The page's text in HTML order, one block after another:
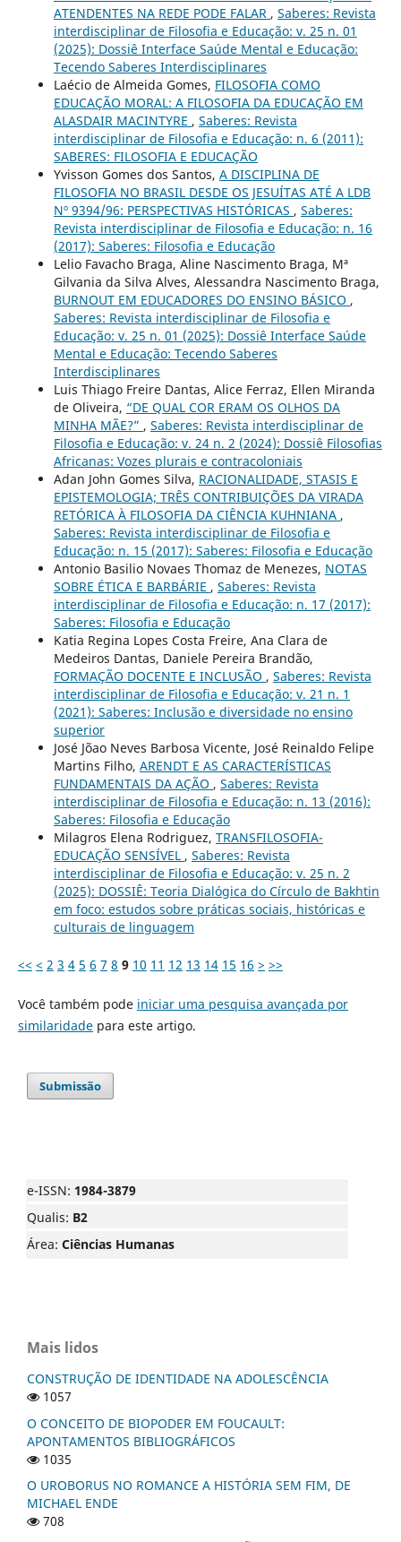
ATENDENTES NA REDE PODE FALAR , Saberes: Revista
interdisciplinar de Filosofia e Educação: v. 25 n. 01
(2025): Dossiê Interface Saúde Mental e Educação:
Tecendo Saberes Interdisciplinares
Laécio de Almeida Gomes, FILOSOFIA COMO
EDUCAÇÃO MORAL: A FILOSOFIA DA EDUCAÇÃO EM
ALASDAIR MACINTYRE , Saberes: Revista
interdisciplinar de Filosofia e Educação: n. 6 (2011):
SABERES: FILOSOFIA E EDUCAÇÃO
Yvisson Gomes dos Santos, A DISCIPLINA DE
FILOSOFIA NO BRASIL DESDE OS JESUÍTAS ATÉ A LDB
Nº 9394/96: PERSPECTIVAS HISTÓRICAS , Saberes:
Revista interdisciplinar de Filosofia e Educação: n. 16
(2017): Saberes: Filosofia e Educação
Lelio Favacho Braga, Aline Nascimento Braga, Mª
Gilvania da Silva Alves, Alessandra Nascimento Braga,
BURNOUT EM EDUCADORES DO ENSINO BÁSICO ,
Saberes: Revista interdisciplinar de Filosofia e
Educação: v. 25 n. 01 (2025): Dossiê Interface Saúde
Mental e Educação: Tecendo Saberes
Interdisciplinares
Luis Thiago Freire Dantas, Alice Ferraz, Ellen Miranda
de Oliveira, “DE QUAL COR ERAM OS OLHOS DA
MINHA MÃE?” , Saberes: Revista interdisciplinar de
Filosofia e Educação: v. 24 n. 2 (2024): Dossiê Filosofias
Africanas: Vozes plurais e contracoloniais
Adan John Gomes Silva, RACIONALIDADE, STASIS E
EPISTEMOLOGIA; TRÊS CONTRIBUIÇÕES DA VIRADA
RETÓRICA À FILOSOFIA DA CIÊNCIA KUHNIANA ,
Saberes: Revista interdisciplinar de Filosofia e
Educação: n. 15 (2017): Saberes: Filosofia e Educação
Antonio Basilio Novaes Thomaz de Menezes, NOTAS
SOBRE ÉTICA E BARBÁRIE , Saberes: Revista
interdisciplinar de Filosofia e Educação: n. 17 (2017):
Saberes: Filosofia e Educação
Katia Regina Lopes Costa Freire, Ana Clara de
Medeiros Dantas, Daniele Pereira Brandão,
FORMAÇÃO DOCENTE E INCLUSÃO , Saberes: Revista
interdisciplinar de Filosofia e Educação: v. 21 n. 1
(2021): Saberes: Inclusão e diversidade no ensino
superior
José Jõao Neves Barbosa Vicente, José Reinaldo Felipe
Martins Filho, ARENDT E AS CARACTERÍSTICAS
FUNDAMENTAIS DA AÇÃO , Saberes: Revista
interdisciplinar de Filosofia e Educação: n. 13 (2016):
Saberes: Filosofia e Educação
Milagros Elena Rodriguez, TRANSFILOSOFIA-
EDUCAÇÃO SENSÍVEL , Saberes: Revista
interdisciplinar de Filosofia e Educação: v. 25 n. 2
(2025): DOSSIÊ: Teoria Dialógica do Círculo de Bakhtin
em foco: estudos sobre práticas sociais, históricas e
culturais de linguagem
<< < 2 3 4 5 6 7 8 9 10 11 12 13 14 15 16 > >>
Você também pode iniciar uma pesquisa avançada por
similaridadepara este artigo.
Submissão
e-ISSN: 1984-3879
Qualis: B2
Área: Ciências Humanas
Mais lidos
CONSTRUÇÃO DE IDENTIDADE NA ADOLESCÊNCIA
1057
O CONCEITO DE BIOPODER EM FOUCAULT:
APONTAMENTOS BIBLIOGRÁFICOS
1035
O UROBORUS NO ROMANCE A HISTÓRIA SEM FIM, DE
MICHAEL ENDE
708